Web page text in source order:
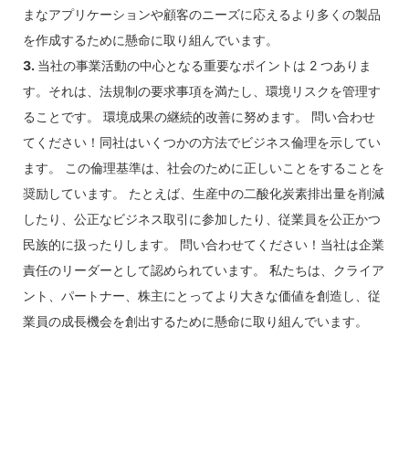
まなアプリケーションや顧客のニーズに応えるより多くの製品
を作成するために懸命に取り組んでいます。
3. 当社の事業活動の中心となる重要なポイントは 2 つありま
す。それは、法規制の要求事項を満たし、環境リスクを管理す
ることです。 環境成果の継続的改善に努めます。 問い合わせ
てください！同社はいくつかの方法でビジネス倫理を示してい
ます。 この倫理基準は、社会のために正しいことをすることを
奨励しています。 たとえば、生産中の二酸化炭素排出量を削減
したり、公正なビジネス取引に参加したり、従業員を公正かつ
民族的に扱ったりします。 問い合わせてください！当社は企業
責任のリーダーとして認められています。 私たちは、クライア
ント、パートナー、株主にとってより大きな価値を創造し、従
業員の成長機会を創出するために懸命に取り組んでいます。